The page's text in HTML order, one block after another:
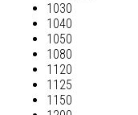
1030
1040
1050
1080
1120
1125
1150